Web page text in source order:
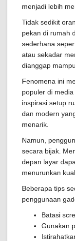
menjadi lebih
Tidak sedikit
pekan di rumah
sederhana
atau sekadar
dianggap
Fenomena ini
populer di
inspirasi setup
dan modern
menarik.
Namun,
secara bijak.
depan layar
menurunkan
Beberapa tips
penggunaan
Batasi
Gunakan